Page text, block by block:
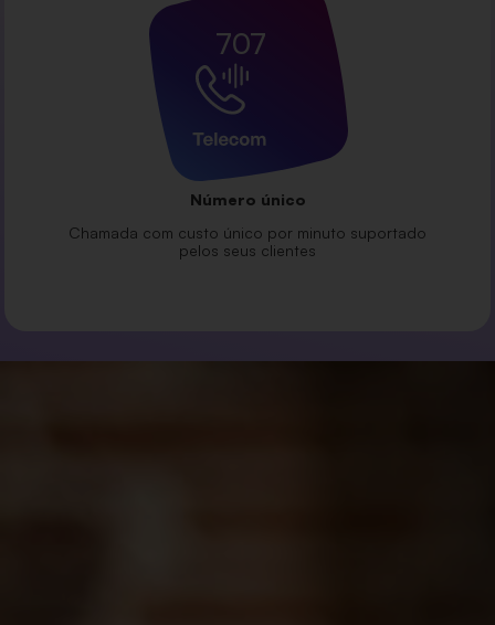
Número único
Chamada com custo único por minuto suportado
pelos seus clientes
707